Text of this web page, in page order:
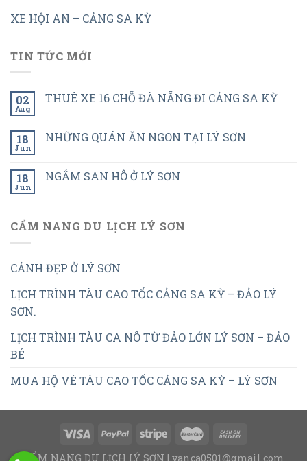
XE HỘI AN – CẢNG SA KỲ
TIN TỨC MỚI
02
Aug
THUÊ XE 16 CHỖ ĐÀ NẴNG ĐI CẢNG SA KỲ
18
Jun
NHỮNG QUÁN ĂN NGON TẠI LÝ SƠN
18
Jun
NGẮM SAN HÔ Ở LÝ SƠN
CẨM NANG DU LỊCH LÝ SƠN
CẢNH ĐẸP Ở LÝ SƠN
LỊCH TRÌNH TÀU CAO TỐC CẢNG SA KỲ – ĐẢO LÝ
SƠN.
LỊCH TRÌNH TÀU CA NÔ TỪ ĐẢO LỚN LÝ SƠN – ĐẢO
BÉ
MUA HỘ VÉ TÀU CAO TỐC CẢNG SA KỲ – LÝ SƠN
CẨM NANG DU LỊCH LÝ SƠN | vanca0501@gmail.com